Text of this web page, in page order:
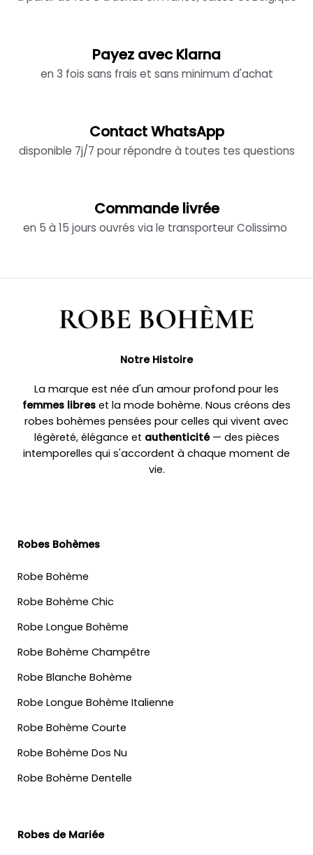
Payez avec Klarna
en 3 fois sans frais et sans minimum d'achat
Contact WhatsApp
disponible 7j/7 pour répondre à toutes tes questions
Commande livrée
en 5 à 15 jours ouvrés via le transporteur Colissimo
Notre Histoire
La marque est née d'un amour profond pour les
femmes libres et la mode bohème. Nous créons des
robes bohèmes pensées pour celles qui vivent avec
légèreté, élégance et authenticité— des pièces
intemporelles qui s'accordent à chaque moment de
vie.
Robes Bohèmes
Robe Bohème
Robe Bohème Chic
Robe Longue Bohème
Robe Bohème Champêtre
Robe Blanche Bohème
Robe Longue Bohème Italienne
Robe Bohème Courte
Robe Bohème Dos Nu
Robe Bohème Dentelle
Robes de Mariée